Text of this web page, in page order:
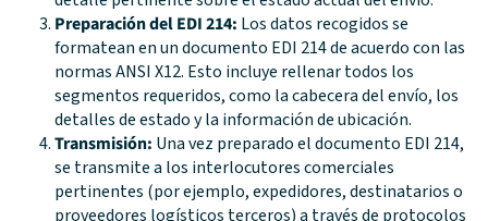
Preparación del EDI 214: Los datos recogidos se
formatean en un documento EDI 214 de acuerdo con las
normas ANSI X12. Esto incluye rellenar todos los
segmentos requeridos, como la cabecera del envío, los
detalles de estado y la información de ubicación.
Transmisión: Una vez preparado el documento EDI 214,
se transmite a los interlocutores comerciales
pertinentes (por ejemplo, expedidores, destinatarios o
proveedores logísticos terceros) a través de protocolos